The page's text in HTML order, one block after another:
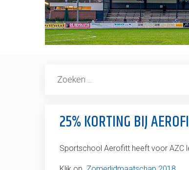
25% KORTING BIJ
Sportschool Aerofitt heeft voor AZC